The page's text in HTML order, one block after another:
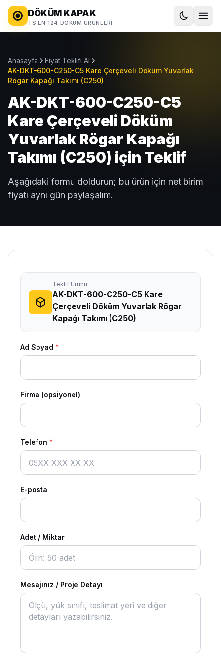
DÖKÜM KAPAK
TS EN 124 DÖKÜM ÜRÜNLERI
Anasayfa
Fiyat Teklifi Al
AK-DKT-600-C250-C5 Kare Çerçeveli Döküm Yuvarlak
Rögar Kapağı Takımı (C250)
AK-DKT-600-C250-C5
Kare Çerçeveli Döküm
Yuvarlak Rögar Kapağı
Takımı (C250) için Teklif
Aşağıdaki formu doldurun; bu ürün için net birim
fiyatı aynı gün paylaşalım.
Teklif Ürünü
AK-DKT-600-C250-C5 Kare
Çerçeveli Döküm Yuvarlak Rögar
Kapağı Takımı (C250)
Ad Soyad *
Firma (opsiyonel)
Telefon *
E-posta
Adet / Miktar
Mesajınız / Proje Detayı